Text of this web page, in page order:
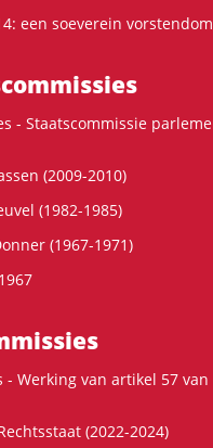
een soeverein vorstendom
- Staatscommissie
(2009-2010)
(1982-1985)
(1967-1971)
- Werking van artikel 57
(2022-2024)